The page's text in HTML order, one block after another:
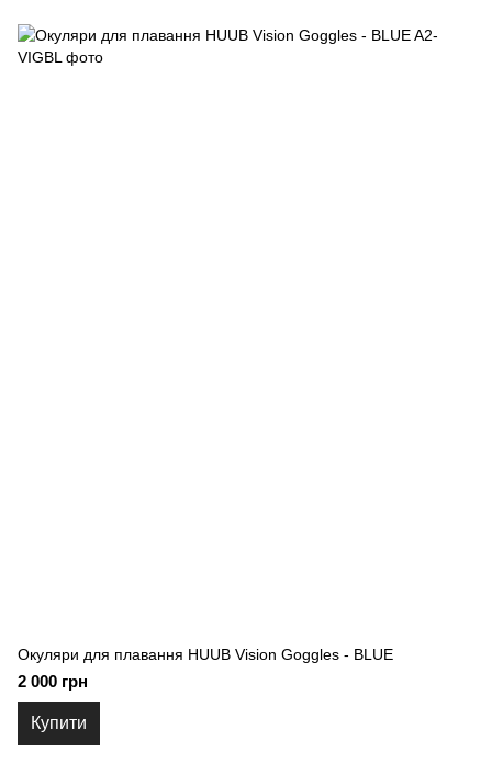
Окуляри для плавання HUUB Vision Goggles - BLUE
2 000 грн
Купити